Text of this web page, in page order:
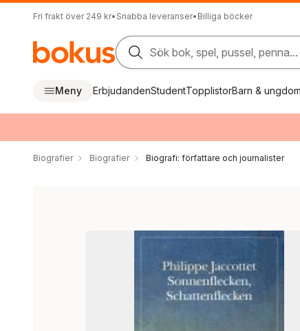
Fri frakt över 249 kr• Snabba leveranser• Billiga böcker
Sök bok, spel, pussel, penna...
Meny ErbjudandenStudentTopplistorBarn & ungdom
Biografier Biografier Biografi: författare och journalister